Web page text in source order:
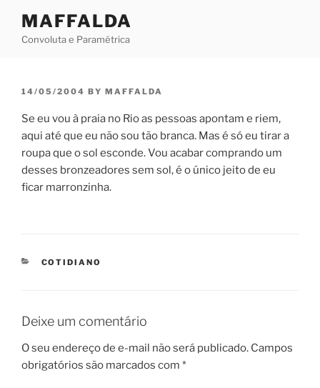
content
MAFFALDA
Convoluta e Paramétrica
POSTED
14/05/2004 BY MAFFALDA
Se eu vou à praia no Rio as pessoas apontam e riem,
aqui até que eu não sou tão branca. Mas é só eu tirar a
roupa que o sol esconde. Vou acabar comprando um
desses bronzeadores sem sol, é o único jeito de eu
ficar marronzinha.
CATEGORIES
COTIDIANO
Deixe um comentário
O seu endereço de e-mail não será publicado. Campos
obrigatórios são marcados com *